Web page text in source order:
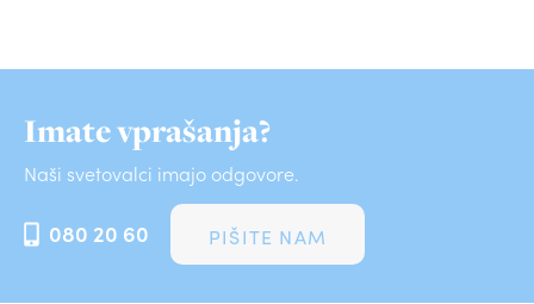
Imate vprašanja?
Naši svetovalci imajo odgovore.
080 20 60 PIŠITE NAM